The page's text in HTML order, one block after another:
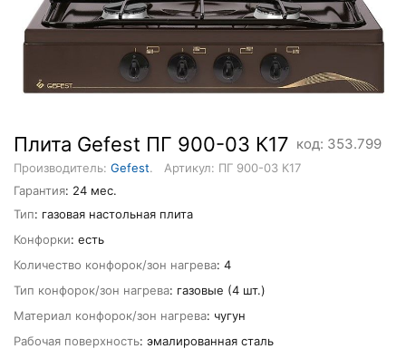
Плита Gefest ПГ 900-03 К17 код: 353.799
Производитель: Gefest.
Артикул: ПГ 900-03 К17
Гарантия: 24 мес.
Тип: газовая настольная плита
Конфорки: есть
Количество конфорок/зон нагрева: 4
Тип конфорок/зон нагрева: газовые (4 шт.)
Материал конфорок/зон нагрева: чугун
Рабочая поверхность: эмалированная сталь